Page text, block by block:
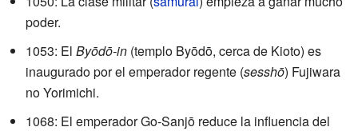
poder.
1053: El Byōdō-in (templo Byōdō, cerca de Kioto) es
inaugurado por el emperador regente (sesshō) Fujiwara
no Yorimichi.
1068: El emperador Go-Sanjō reduce la influencia del